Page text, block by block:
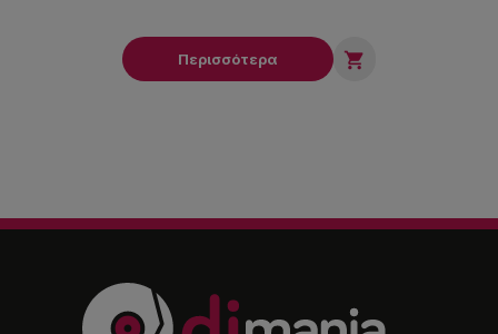
Περισσότερα 